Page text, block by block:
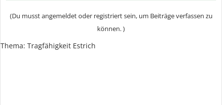
(Du musst angemeldet oder registriert sein, um Beiträge verfassen zu
können. )
Thema: Tragfähigkeit Estrich